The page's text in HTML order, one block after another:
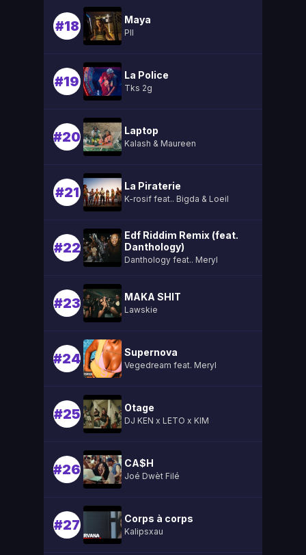
#18 Maya
Pll
#19 La Police
Tks 2g
#20 Laptop
Kalash & Maureen
#21 La Piraterie
K-rosif feat.. Bigda & Loeil
#22
Edf Riddim Remix (feat.
Danthology)
Danthology feat.. Meryl
#23 MAKA SHIT
Lawskie
#24 Supernova
Vegedream feat. Meryl
#25 Otage
DJ KEN x LETO x KIM
#26 CA$H
Joé Dwèt Filé
#27 Corps à corps
Kalipsxau